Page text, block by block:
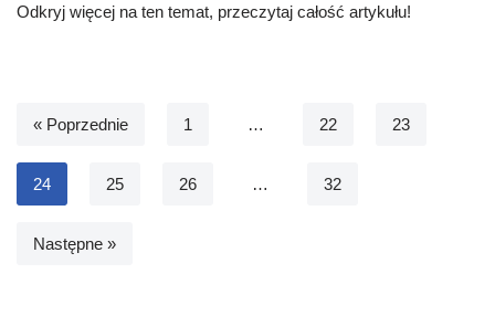
Odkryj więcej na ten temat, przeczytaj całość artykułu!
« Poprzednie 1 … 22 23
24 25 26 … 32
Następne »